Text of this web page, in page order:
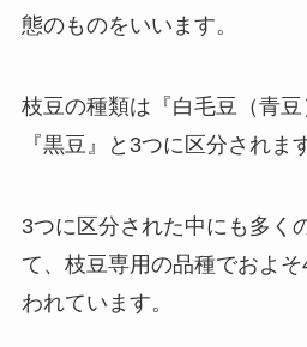
態のものをいいます。
枝豆の種類は『白毛豆（青豆
『黒豆』と3つに区分されま
3つに区分された中にも多く
て、枝豆専用の品種でおよ
われています。